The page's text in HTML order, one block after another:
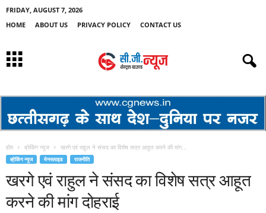
FRIDAY, AUGUST 7, 2026
HOME
ABOUT US PRIVACY POLICY CONTACT US
होम ब्रेकिंग न्यूज खरगे एवं राहुल ने संसद का विशेष सत्र आहूत करने की मांग...
ब्रेकिंग न्यूज मेनस्लाइड राजनीति
खरगे एवं राहुल ने संसद का विशेष सत्र आहूत
करने की मांग दोहराई